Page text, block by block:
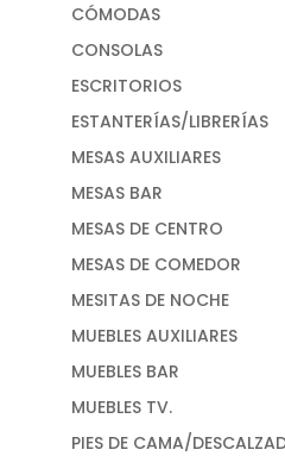
CÓMODAS
CONSOLAS
ESCRITORIOS
ESTANTERÍAS/LIBRERÍAS
MESAS AUXILIARES
MESAS BAR
MESAS DE CENTRO
MESAS DE COMEDOR
MESITAS DE NOCHE
MUEBLES AUXILIARES
MUEBLES BAR
MUEBLES TV.
PIES DE CAMA/